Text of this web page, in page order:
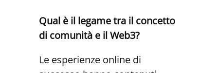
Qual è il legame tra il concetto
di comunità e il Web3?
Le esperienze online di